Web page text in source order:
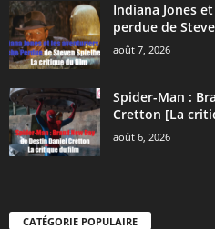
Indiana Jones
perdue de
août 7, 2026
Spider-Man :
Cretton [La
août 6, 2026
CATÉGORIE POPULAIRE